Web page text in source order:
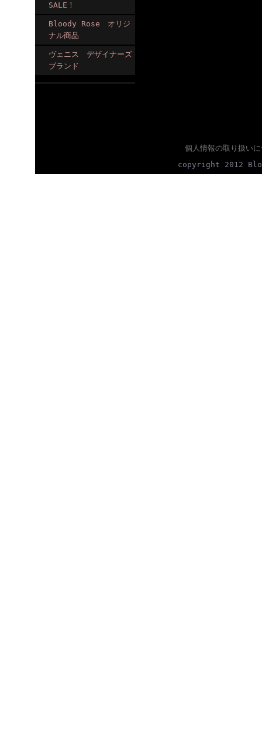
SALE！
Bloody Rose オリジ
ナル商品
ヴェニス デザイナーズ
ブランド
個人情報の取り扱い
copyright 2012